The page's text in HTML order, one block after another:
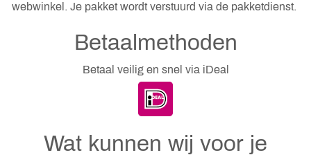
webwinkel. Je pakket wordt verstuurd via de pakketdienst.
Betaalmethoden
Betaal veilig en snel via iDeal
Wat kunnen wij voor je